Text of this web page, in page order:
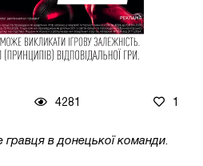
4281 1
гравця в донецької команди